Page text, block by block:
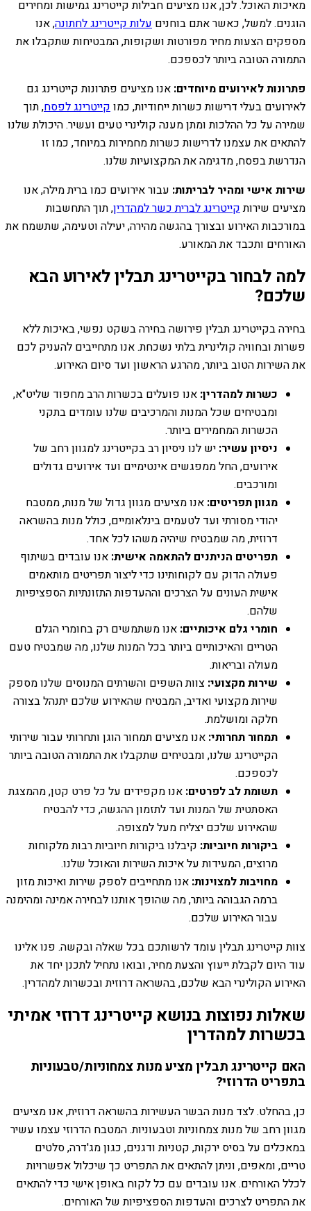
מאיכות האוכל. לכן, אנו מציעים חבילות קייטרינג גמישות ומחירים
הוגנים. למשל, כאשר אתם בוחנים עלות קייטרינג לחתונה, אנו
מספקים הצעות מחיר מפורטות ושקופות, המבטיחות שתקבלו את
התמורה הטובה ביותר לכספכם.
פתרונות לאירועים מיוחדים: אנו מציעים פתרונות קייטרינג גם
לאירועים בעלי דרישות כשרות ייחודיות, כמוקייטרינג לפסח, תוך
שמירה על כל ההלכות ומתן מענה קולינרי טעים ועשיר. היכולת שלנו
להתאים את עצמנו לדרישות כשרות מחמירות במיוחד, כמו זו
הנדרשת בפסח, מדגימה את המקצועיות שלנו.
שירות אישי ומהיר לבריתות: עבור אירועים כמו ברית מילה, אנו
מציעים שירותקייטרינג לברית כשר למהדרין, תוך התחשבות
במורכבות האירוע ובצורך בהגשה מהירה, יעילה וטעימה, שתשמח את
האורחים ותכבד את המאורע.
למה לבחור בקייטרינג תבלין לאירוע הבא
שלכם?
בחירה בקייטרינג תבלין פירושה בחירה בשקט נפשי, באיכות ללא
פשרות ובחוויה קולינרית בלתי נשכחת. אנו מתחייבים להעניק לכם
את השירות הטוב ביותר, מהרגע הראשון ועד סיום האירוע.
כשרות למהדרין: אנו פועלים בכשרות הרב מחפוד שליט"א,
ומבטיחים שכל המנות והמרכיבים שלנו עומדים בתקני
הכשרות המחמירים ביותר.
ניסיון עשיר: יש לנו ניסיון רב בקייטרינג למגוון רחב של
אירועים, החל ממפגשים אינטימיים ועד אירועים גדולים
ומורכבים.
מגוון תפריטים: אנו מציעים מגוון גדול של מנות, ממטבח
יהודי מסורתי ועד לטעמים בינלאומיים, כולל מנות בהשראה
דרוזית, מה שמבטיח שיהיה משהו לכל אחד.
תפריטים הניתנים להתאמה אישית: אנו עובדים בשיתוף
פעולה הדוק עם לקוחותינו כדי ליצור תפריטים מותאמים
אישית העונים על הצרכים וההעדפות התזונתיות הספציפיות
שלהם.
חומרי גלם איכותיים: אנו משתמשים רק בחומרי הגלם
הטריים והאיכותיים ביותר בכל המנות שלנו, מה שמבטיח טעם
מעולה ובריאות.
שירות מקצועי: צוות השפים והשרתים המנוסים שלנו מספק
שירות מקצועי ואדיב, המבטיח שהאירוע שלכם יתנהל בצורה
חלקה ומושלמת.
תמחור תחרותי: אנו מציעים תמחור הוגן ותחרותי עבור שירותי
הקייטרינג שלנו, ומבטיחים שתקבלו את התמורה הטובה ביותר
לכספכם.
תשומת לב לפרטים: אנו מקפידים על כל פרט קטן, מהמצגת
האסתטית של המנות ועד לתזמון ההגשה, כדי להבטיח
שהאירוע שלכם יצליח מעל למצופה.
ביקורות חיוביות: קיבלנו ביקורות חיוביות רבות מלקוחות
מרוצים, המעידות על איכות השירות והאוכל שלנו.
מחויבות למצוינות: אנו מתחייבים לספק שירות ואיכות מזון
ברמה הגבוהה ביותר, מה שהופך אותנו לבחירה אמינה ומהימנה
עבור האירוע שלכם.
צוות קייטרינג תבלין עומד לרשותכם בכל שאלה ובקשה. פנו אלינו
עוד היום לקבלת ייעוץ והצעת מחיר, ובואו נתחיל לתכנן יחד את
האירוע הקולינרי הבא שלכם, בהשראה דרוזית ובכשרות למהדרין.
שאלות נפוצות בנושא קייטרינג דרוזי אמיתי
בכשרות למהדרין
האם קייטרינג תבלין מציע מנות צמחוניות/טבעוניות
בתפריט הדרוזי?
כן, בהחלט. לצד מנות הבשר העשירות בהשראה דרוזית, אנו מציעים
מגוון רחב של מנות צמחוניות וטבעוניות. המטבח הדרוזי עצמו עשיר
במאכלים על בסיס ירקות, קטניות ודגנים, כגון מג'דרה, סלטים
טריים, ומאפים, וניתן להתאים את התפריט כך שיכלול אפשרויות
לכלל האורחים. אנו עובדים עם כל לקוח באופן אישי כדי להתאים
את התפריט לצרכים והעדפות הספציפיות של האורחים.